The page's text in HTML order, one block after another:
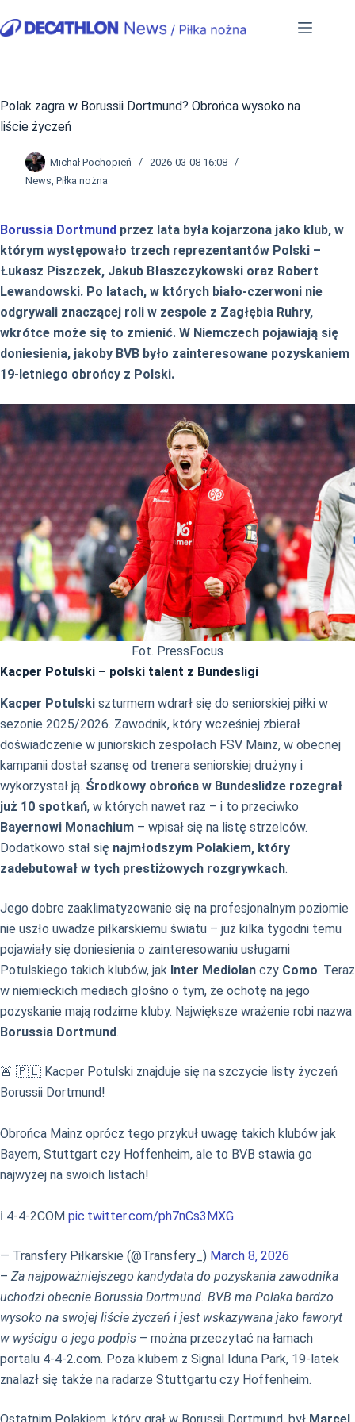
do
Polak zagra w Borussii Dortmund? Obrońca wysoko na
liście życzeń
Michał Pochopień
2026-03-08 16:08
News, Piłka nożna
Borussia Dortmund przez lata była kojarzona jako klub, w
którym występowało trzech reprezentantów Polski –
Łukasz Piszczek, Jakub Błaszczykowski oraz Robert
Lewandowski. Po latach, w których biało-czerwoni nie
odgrywali znaczącej roli w zespole z Zagłębia Ruhry,
wkrótce może się to zmienić. W Niemczech pojawiają się
doniesienia, jakoby BVB było zainteresowane pozyskaniem
19-letniego obrońcy z Polski.
Fot. PressFocus
Kacper Potulski – polski talent z Bundesligi
Kacper Potulski szturmem wdrarł się do seniorskiej piłki w
sezonie 2025/2026. Zawodnik, który wcześniej zbierał
doświadczenie w juniorskich zespołach FSV Mainz, w obecnej
kampanii dostał szansę od trenera seniorskiej drużyny i
wykorzystał ją. Środkowy obrońca w Bundeslidze rozegrał
już 10 spotkań, w których nawet raz – i to przeciwko
Bayernowi Monachium – wpisał się na listę strzelców.
Dodatkowo stał się najmłodszym Polakiem, który
zadebutował w tych prestiżowych rozgrywkach.
Jego dobre zaaklimatyzowanie się na profesjonalnym poziomie
nie uszło uwadze piłkarskiemu światu – już kilka tygodni temu
pojawiały się doniesienia o zainteresowaniu usługami
Potulskiego takich klubów, jak Inter Mediolan czy Como. Teraz
w niemieckich mediach głośno o tym, że ochotę na jego
pozyskanie mają rodzime kluby. Największe wrażenie robi nazwa
Borussia Dortmund.
🚨 🇵🇱 Kacper Potulski znajduje się na szczycie listy życzeń
Borussii Dortmund!
Obrońca Mainz oprócz tego przykuł uwagę takich klubów jak
Bayern, Stuttgart czy Hoffenheim, ale to BVB stawia go
najwyżej na swoich listach!
ℹ️ 4-4-2COM pic.twitter.com/ph7nCs3MXG
— Transfery Piłkarskie (@Transfery_) March 8, 2026
– Za najpoważniejszego kandydata do pozyskania zawodnika
uchodzi obecnie Borussia Dortmund. BVB ma Polaka bardzo
wysoko na swojej liście życzeń i jest wskazywana jako faworyt
w wyścigu o jego podpis – można przeczytać na łamach
portalu 4-4-2.com. Poza klubem z Signal Iduna Park, 19-latek
znalazł się także na radarze Stuttgartu czy Hoffenheim.